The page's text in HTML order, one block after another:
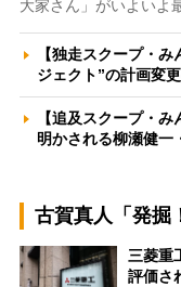
大家さん」がいよいよ
【独走スクープ・
ジェクト”の計画変
【追及スクープ・
明かされる柳瀬健
古賀真人「発掘
三菱重
評価さ